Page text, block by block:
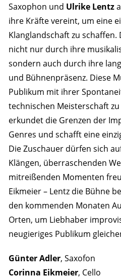
Saxophon und Ulrike Lentz
ihre Kräfte vereint, um eine
Klanglandschaft zu schaffen.
nicht nur durch ihre
sondern auch durch ihre
und Bühnenpräsenz. Diese
Publikum mit ihrer
technischen Meisterschaft
erkundet die Grenzen der
Genres und schafft eine
Die Zuschauer dürfen sich
Klängen, überraschenden
mitreißenden Momenten
Eikmeier – Lentz die Bühne
den kommenden Monaten
Orten, um Liebhaber
neugieriges Publikum
Günter Adler, Saxofon
Corinna Eikmeier, Cello